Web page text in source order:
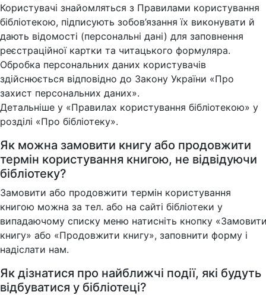
Користувачі знайомляться з Правилами користування
бібліотекою, підписують зобов’язання їх виконувати й
дають відомості (персональні дані) для заповнення
реєстраційної картки та читацького формуляра.
Обробка персональних даних користувачів
здійснюється відповідно до Закону України «Про
захист персональних даних».
Детальніше у «Правилах користування бібліотекою» у
розділі «Про бібліотеку».
Як можна замовити книгу або продовжити
термін користування книгою, не відвідуючи
бібліотеку?
Замовити або продовжити термін користування
книгою можна за тел. або на сайті бібліотеки у
випадаючому списку меню натисніть кнопку
книгу» або «Продовжити книгу», заповнити форму і
надіслати нам.
Як дізнатися про найближчі події, які будуть
відбуватися у бібліотеці?